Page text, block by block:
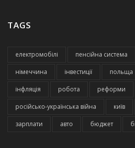
TAGS
електромобілі пенсійна система
німеччина інвестиції польща
інфляція робота реформи
російсько-українська війна київ
зарплати авто бюджет